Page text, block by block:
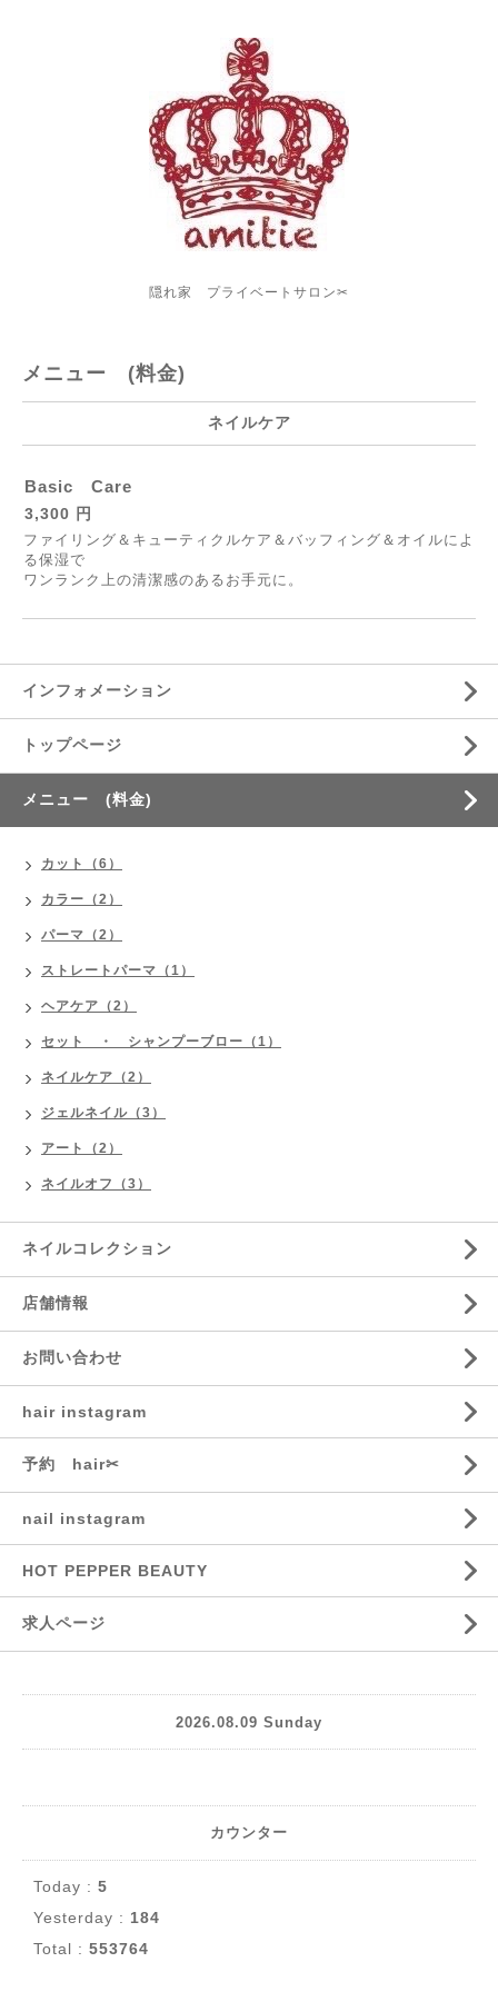
隠れ家 プライベートサロン✂︎
メニュー (料金)
ネイルケア
Basic Care
3,300 円
ファイリング＆キューティクルケア＆バッフィング＆オイルによ
る保湿で
ワンランク上の清潔感のあるお手元に。
インフォメーション
トップページ
メニュー (料金)
カット（6）
カラー（2）
パーマ（2）
ストレートパーマ（1）
ヘアケア（2）
セット ・ シャンプーブロー（1）
ネイルケア（2）
ジェルネイル（3）
アート（2）
ネイルオフ（3）
ネイルコレクション
店舗情報
お問い合わせ
hair instagram
予約 hair✂︎
nail instagram
HOT PEPPER BEAUTY
求人ページ
2026.08.09 Sunday
カウンター
Today : 5
Yesterday : 184
Total : 553764